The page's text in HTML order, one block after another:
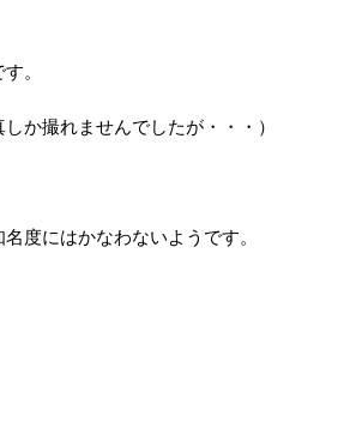
。
か撮れませんでしたが・・・）
度にはかなわないようです。